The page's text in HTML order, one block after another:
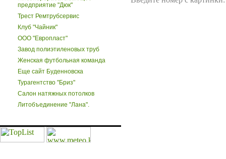
предприятие "Дюк"
Трест Ремтрубсервис
Клуб "Чайник"
ООО "Европласт"
Завод полиэтиленовых труб
Женская футбольная команда
Еще сайт Буденновска
Турагентство "Бриз"
Салон натяжных потолков
Литобъединение "Лана".